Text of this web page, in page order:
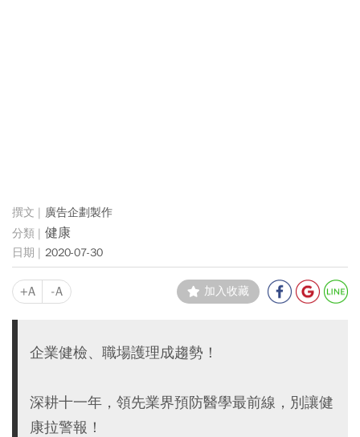
廣告企劃製作
健康
2020-07-30
+A -A 加入收藏
企業健檢、職場護理成趨勢！
深耕十一年，領先業界預防醫學最前線，別讓健
康拉警報！